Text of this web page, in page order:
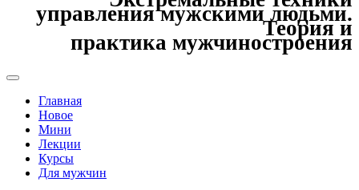
управления мужскими людьми.
Теория и
практика мужчиностроения
Главная
Новое
Мини
Лекции
Курсы
Для мужчин